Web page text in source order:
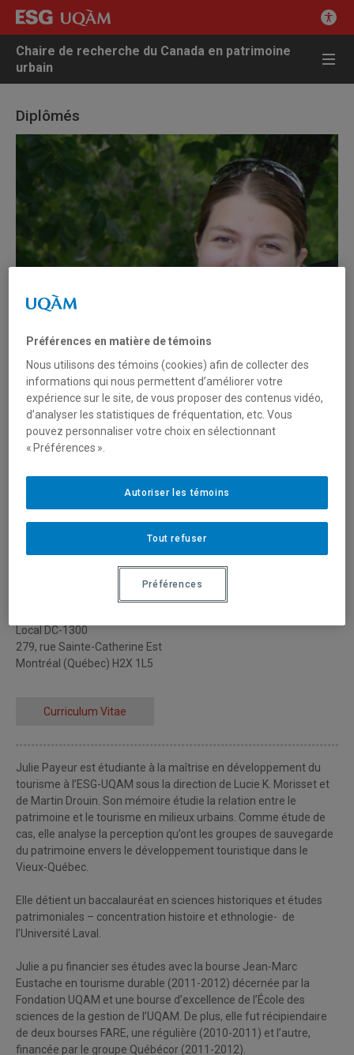
Chaire de recherche du Canada en patrimoine
urbain
Diplômés
Julie Payeur
CHAIRE DE RECHERCHE DU CANADA EN PATRIMOINE
Local DC-1300
279, rue Sainte-Catherine Est
Montréal (Québec) H2X 1L5
Curriculum Vitae
Julie Payeur est étudiante à la maîtrise en développement du
tourisme à l’ESG-UQAM sous la direction de Lucie K. Morisset et
de Martin Drouin. Son mémoire étudie la relation entre le
patrimoine et le tourisme en milieux urbains. Comme étude de
cas, elle analyse la perception qu’ont les groupes de sauvegarde
du patrimoine envers le développement touristique dans le
Vieux-Québec.
Elle détient un baccalauréat en sciences historiques et études
patrimoniales – concentration histoire et ethnologie- de
l’Université Laval.
Julie a pu financier ses études avec la bourse Jean-Marc
Eustache en tourisme durable (2011-2012) décernée par la
Fondation UQAM et une bourse d’excellence de l’École des
sciences de la gestion de l’UQAM. De plus, elle fut récipiendaire
de deux bourses FARE, une régulière (2010-2011) et l’autre,
financée par le groupe Québécor (2011-2012).
Préférences en matière de témoins
Nous utilisons des témoins (cookies) afin de collecter des
informations qui nous permettent d’améliorer votre
expérience sur le site, de vous proposer des contenus vidéo,
d’analyser les statistiques de fréquentation, etc. Vous
pouvez personnaliser votre choix en sélectionnant
« Préférences ».
Tout refuser
Autoriser les témoins
Préférences